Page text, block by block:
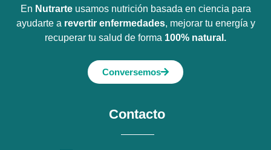
En Nutrarteusamos nutrición basada en ciencia para
ayudarte a revertir enfermedades, mejorar tu energía y
recuperar tu salud de forma 100% natural.
Conversemos
Contacto